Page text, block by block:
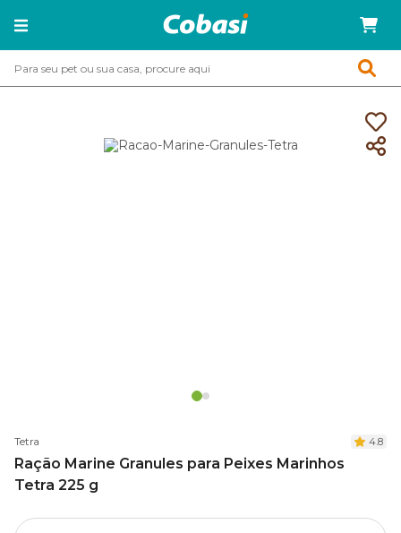
Tetra 4.8
Ração Marine Granules para Peixes Marinhos
Tetra 225 g